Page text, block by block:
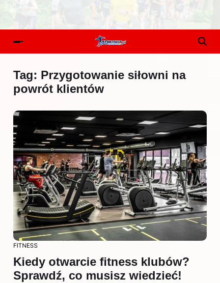
Tag: Przygotowanie siłowni na
powrót klientów
FITNESS
Kiedy otwarcie fitness klubów?
Sprawdź, co musisz wiedzieć!